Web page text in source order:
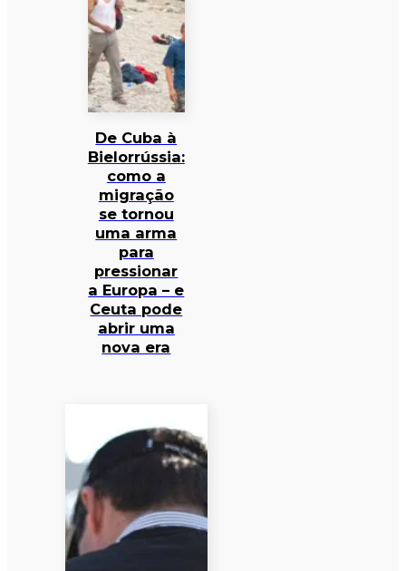
De Cuba à
Bielorrússia:
como a
migração
se tornou
uma arma
para
pressionar
a Europa – e
Ceuta pode
abrir uma
nova era